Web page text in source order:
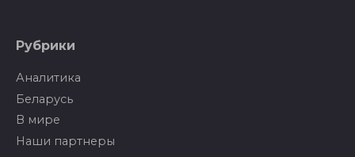
Рубрики
Аналитика
Беларусь
В мире
Наши партнеры